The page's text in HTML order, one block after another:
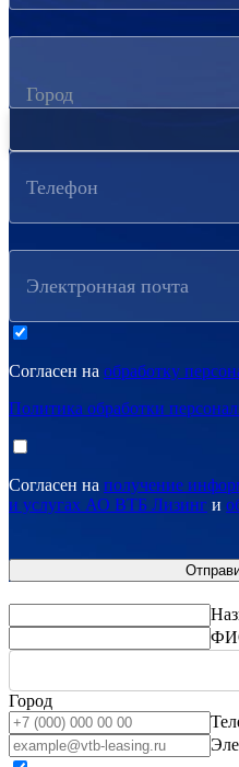
Город
Телефон
Электронная почта
Согласен на обработку
Политика обработки
Согласен на получение
и услугах АО ВТБ Лизинг и
Город